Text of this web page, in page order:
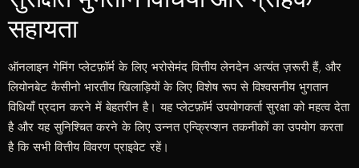
सहायता
ऑनलाइन गेमिंग प्लेटफ़ॉर्म के लिए भरोसेमंद वित्तीय लेनदेन अत्यंत ज़रूरी हैं, और
लियोनबेट कैसीनो भारतीय खिलाड़ियों के लिए विशेष रूप से विश्वसनीय भुगतान
विधियाँ प्रदान करने में बेहतरीन है। यह प्लेटफ़ॉर्म उपयोगकर्ता सुरक्षा को महत्व देता
है और यह सुनिश्चित करने के लिए उन्नत एन्क्रिप्शन तकनीकों का उपयोग करता
है कि सभी वित्तीय विवरण प्राइवेट रहें।